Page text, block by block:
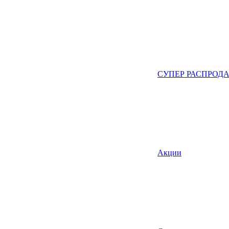
СУПЕР
Акции